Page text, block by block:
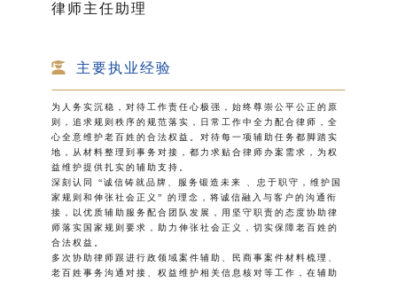
律师主任助理
主要执业经验
为人务实沉稳，对待工作责任心极强，始终尊崇公平公正的原
则，追求规则秩序的规范落实，日常工作中全力配合律师，全
心全意维护老百姓的合法权益。对待每一项辅助任务都脚踏实
地，从材料整理到事务对接，都力求贴合律师办案需求，为权
益维护提供扎实的辅助支持。
深刻认同 “诚信铸就品牌、服务锻造未来 、忠于职守，维护国
家规则和伸张社会正义” 的理念，将诚信融入与客户的沟通衔
接，以优质辅助服务配合团队发展，用坚守职责的态度协助律
师落实国家规则要求，助力伸张社会正义，切实保障老百姓的
合法权益。
多次协助律师跟进行政领域案件辅助、民商事案件材料梳理、
老百姓事务沟通对接、权益维护相关信息核对等工作，在辅助